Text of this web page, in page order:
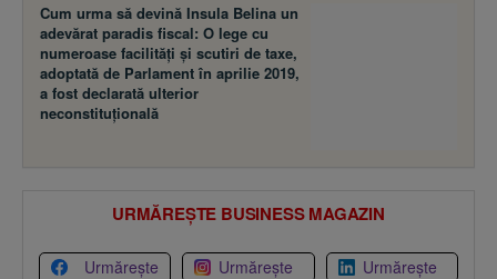
Cum urma să devină Insula Belina un
adevărat paradis fiscal: O lege cu
numeroase facilităţi şi scutiri de taxe,
adoptată de Parlament în aprilie 2019,
a fost declarată ulterior
neconstituţională
URMĂREȘTE BUSINESS MAGAZIN
Urmărește Urmărește Urmărește